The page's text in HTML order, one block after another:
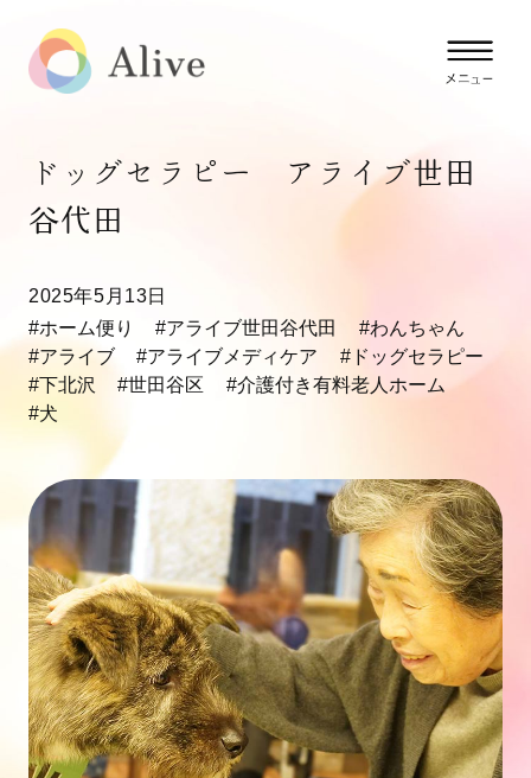
ドッグセラピー アライブ世田
谷代田
2025年5月13日
#ホーム便り
#アライブ世田谷代田
#わんちゃん
#アライブ
#アライブメディケア
#ドッグセラピー
#下北沢
#世田谷区
#介護付き有料老人ホーム
#犬